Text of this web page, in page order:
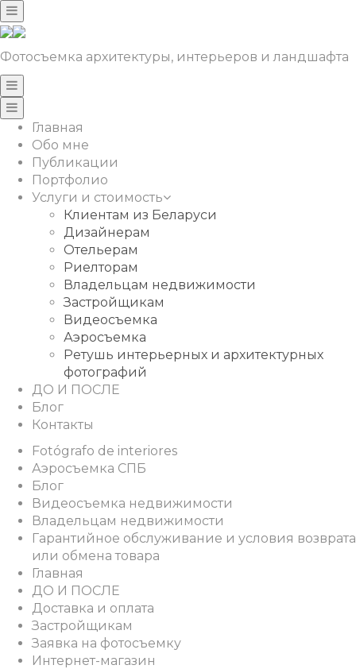
Фотосъемка архитектуры, интерьеров и ландшафта
Главная
Обо мне
Публикации
Портфолио
Услуги и стоимость
Клиентам из Беларуси
Дизайнерам
Отельерам
Риелторам
Владельцам недвижимости
Застройщикам
Видеосъемка
Аэросъемка
Ретушь интерьерных и архитектурных
фотографий
ДО И ПОСЛЕ
Блог
Контакты
Fotógrafo de interiores
Аэросъемка СПБ
Блог
Видеосъемка недвижимости
Владельцам недвижимости
Гарантийное обслуживание и условия возврата
или обмена товара
Главная
ДО И ПОСЛЕ
Доставка и оплата
Застройщикам
Заявка на фотосъемку
Интернет-магазин